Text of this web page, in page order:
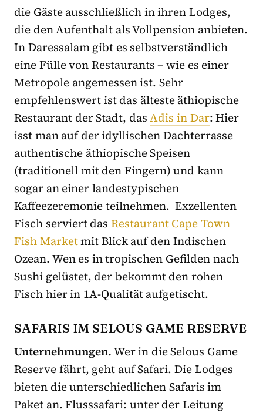
die Gäste ausschließlich in ihren Lodges,
die den Aufenthalt als Vollpension anbieten.
In Daressalam gibt es selbstverständlich
eine Fülle von Restaurants – wie es einer
Metropole angemessen ist. Sehr
empfehlenswert ist das älteste äthiopische
Restaurant der Stadt, dasAdis in Dar: Hier
isst man auf der idyllischen Dachterrasse
authentische äthiopische Speisen
(traditionell mit den Fingern) und kann
sogar an einer landestypischen
Kaffeezeremonie teilnehmen. Exzellenten
Fisch serviert das Restaurant Cape Town
Fish Marketmit Blick auf den Indischen
Ozean. Wen es in tropischen Gefilden nach
Sushi gelüstet, der bekommt den rohen
Fisch hier in 1A-Qualität aufgetischt.
SAFARIS IM SELOUS GAME RESERVE
Unternehmungen.Wer in die Selous Game
Reserve fährt, geht auf Safari. Die Lodges
bieten die unterschiedlichen Safaris im
Paket an. Flusssafari: unter der Leitung